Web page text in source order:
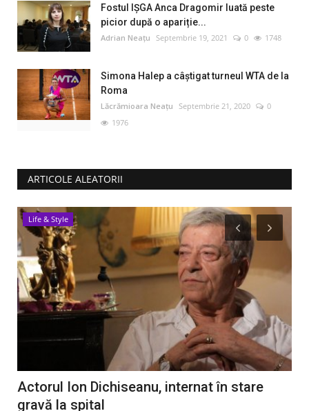
Fostul IȘGA Anca Dragomir luată peste
picior după o apariție...
Adrian Neațu Septembrie 19, 2021 0 1748
Simona Halep a câştigat turneul WTA de la
Roma
Lăcrămioara Neațu Septembrie 21, 2020
0
1976
ARTICOLE ALEATORII
Life & Style
Actorul Ion Dichiseanu, internat în stare
gravă la spital